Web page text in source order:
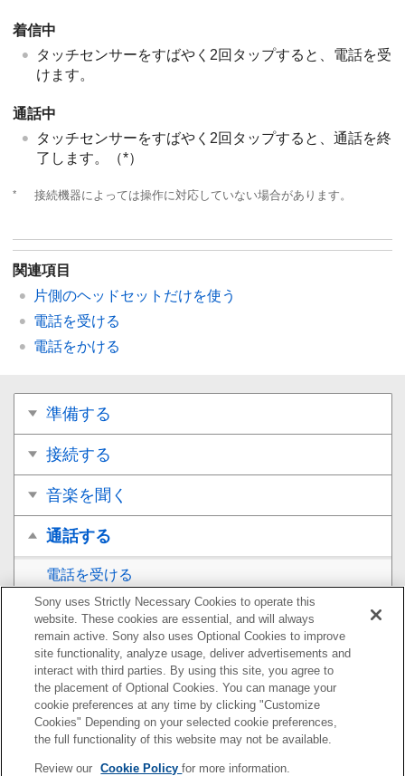
着信中
タッチセンサーをすばやく2回タップすると、電話を受
けます。
通話中
タッチセンサーをすばやく2回タップすると、通話を終
了します。（*）
* 接続機器によっては操作に対応していない場合があります。
関連項目
片側のヘッドセットだけを使う
電話を受ける
電話をかける
準備する
接続する
音楽を聞く
通話する
電話を受ける
電話をかける
通話時にできること
Bluetooth接続を切断するには（使い終わるには）
音声アシスト機能を使う
Sony uses Strictly Necessary Cookies to operate this
website. These cookies are essential, and will always
remain active. Sony also uses Optional Cookies to improve
site functionality, analyze usage, deliver advertisements and
interact with third parties. By using this site, you agree to
the placement of Optional Cookies. You can manage your
cookie preferences at any time by clicking "Customize
Cookies" Depending on your selected cookie preferences,
the full functionality of this website may not be available.
Review our Cookie Policyfor more information.